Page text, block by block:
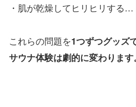
・肌が乾燥してヒリヒリする…
これらの問題を1つずつグッズ
サウナ体験は劇的に変わります